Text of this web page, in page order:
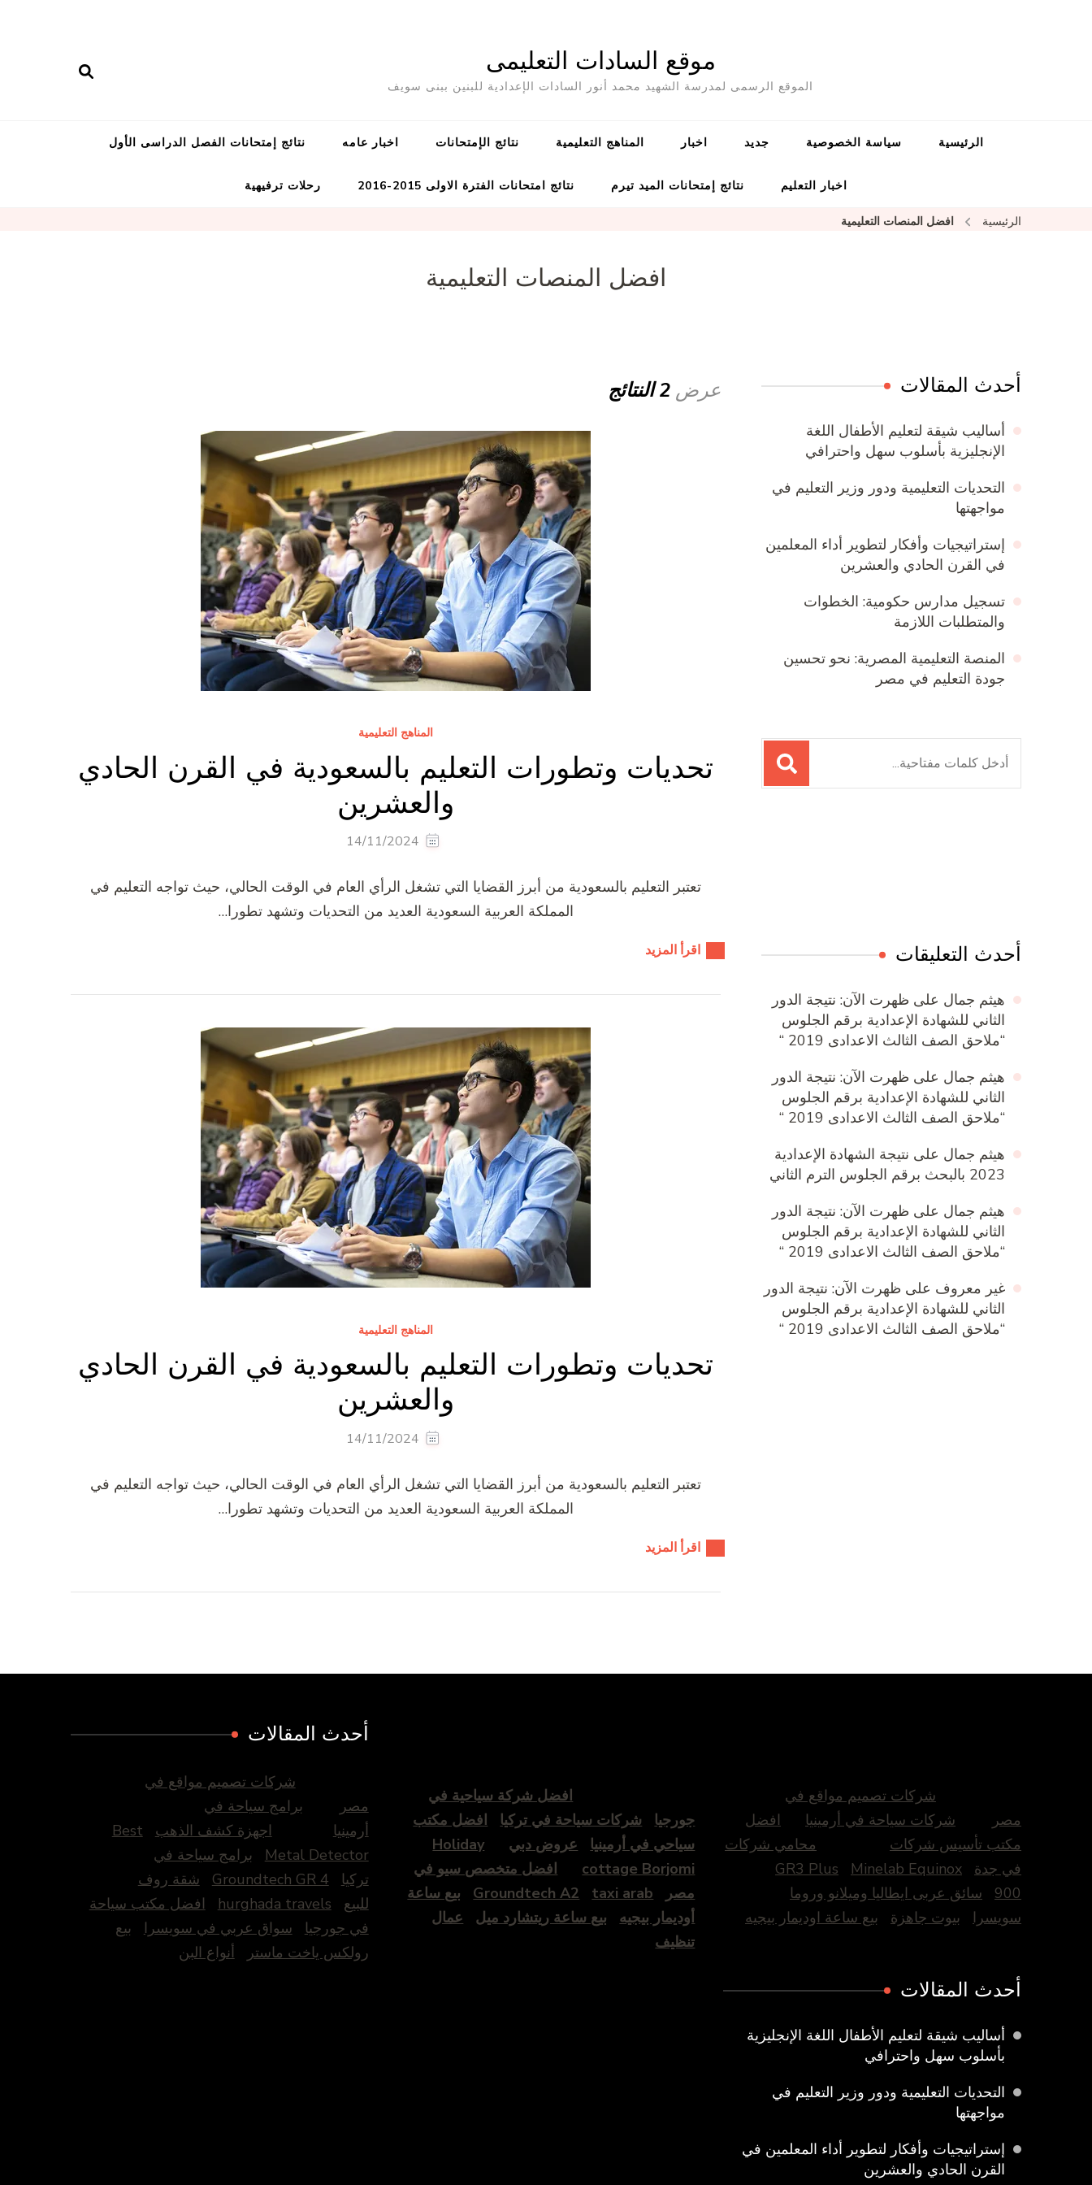
موقع السادات التعليمى
الموقع الرسمى لمدرسة الشهيد محمد أنور السادات الإعدادية للبنين ببنى سويف
الرئيسية سياسة الخصوصية جديد اخبار المناهج التعليمية نتائج الإمتحانات اخبار عامه نتائج إمتحانات الفصل الدراسى الأول
اخبار التعليم نتائج إمتحانات الميد تيرم نتائج امتحانات الفترة الاولى 2015-2016 رحلات ترفيهية
الرئيسية افضل المنصات التعليمية
افضل المنصات التعليمية
عرض 2 النتائج
المناهج التعليمية
تحديات وتطورات التعليم بالسعودية في القرن الحادي
والعشرين
14/11/2024
تعتبر التعليم بالسعودية من أبرز القضايا التي تشغل الرأي العام في الوقت الحالي، حيث تواجه التعليم في
المملكة العربية السعودية العديد من التحديات وتشهد تطورا…
اقرأ المزيد
المناهج التعليمية
تحديات وتطورات التعليم بالسعودية في القرن الحادي
والعشرين
14/11/2024
تعتبر التعليم بالسعودية من أبرز القضايا التي تشغل الرأي العام في الوقت الحالي، حيث تواجه التعليم في
المملكة العربية السعودية العديد من التحديات وتشهد تطورا…
اقرأ المزيد
أحدث المقالات
أساليب شيقة لتعليم الأطفال اللغة
الإنجليزية بأسلوب سهل واحترافي
التحديات التعليمية ودور وزير التعليم في
مواجهتها
إستراتيجيات وأفكار لتطوير أداء المعلمين
في القرن الحادي والعشرين
تسجيل مدارس حكومية: الخطوات
والمتطلبات اللازمة
المنصة التعليمية المصرية: نحو تحسين
جودة التعليم في مصر
البحث
عن:
أحدث التعليقات
هيثم جمال على ظهرت الآن: نتيجة الدور
الثاني للشهادة الإعدادية برقم الجلوس
“ملاحق الصف الثالث الاعدادى 2019 “
هيثم جمال على ظهرت الآن: نتيجة الدور
الثاني للشهادة الإعدادية برقم الجلوس
“ملاحق الصف الثالث الاعدادى 2019 “
هيثم جمال على نتيجة الشهادة الإعدادية
2023 بالبحث برقم الجلوس الترم الثاني
هيثم جمال على ظهرت الآن: نتيجة الدور
الثاني للشهادة الإعدادية برقم الجلوس
“ملاحق الصف الثالث الاعدادى 2019 “
غير معروف على ظهرت الآن: نتيجة الدور
الثاني للشهادة الإعدادية برقم الجلوس
“ملاحق الصف الثالث الاعدادى 2019 “
شركات تصميم مواقع في
مصر
شركات سياحة في أرمينيا
افضل
مكتب تأسيس شركات
محامي شركات
في جدة
GR3 Plus
Minelab Equinox
900
سائق عربى ايطاليا وميلانو وروما
سويسرا
بيوت جاهزة بيع ساعة اوديمار بيجيه
أحدث المقالات
أساليب شيقة لتعليم الأطفال اللغة الإنجليزية
بأسلوب سهل واحترافي
التحديات التعليمية ودور وزير التعليم في
مواجهتها
إستراتيجيات وأفكار لتطوير أداء المعلمين في
القرن الحادي والعشرين
افضل شركة سياحية في
جورجيا
شركات سياحة في تركيا
افضل مكتب
سياحي في أرمينيا
عروض دبي
Holiday
cottage Borjomi
افضل متخصص سيو في
مصر
Groundtech A2 taxi arab
بيع ساعة
أوديمار بيجيه
بيع ساعة ريتشارد ميل
عمال
تنظيف
أحدث المقالات
شركات تصميم مواقع في
مصر
برامج سياحة في
أرمينيا
اجهزة كشف الذهب
Best
Metal Detector
برامج سياحة في
تركيا
Groundtech GR 4
شقة روف
للبيع
hurghada travels
افضل مكتب سياحة
في جورجيا
سواق عربي في سويسرا
بيع
رولكس ياخت ماستر
أنواع البن